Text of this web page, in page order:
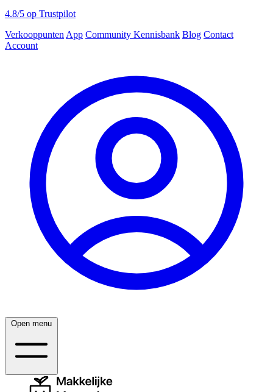
4.8/5 op Trustpilot
Verkooppunten App Community Kennisbank Blog Contact
Account
Open menu